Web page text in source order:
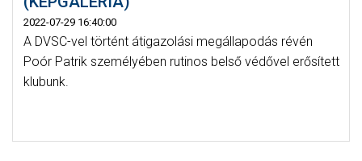
2022-07-29 16:40:00
A DVSC-vel történt átigazolási megállapodás révén
Poór Patrik személyében rutinos belső védővel erősített
klubunk.